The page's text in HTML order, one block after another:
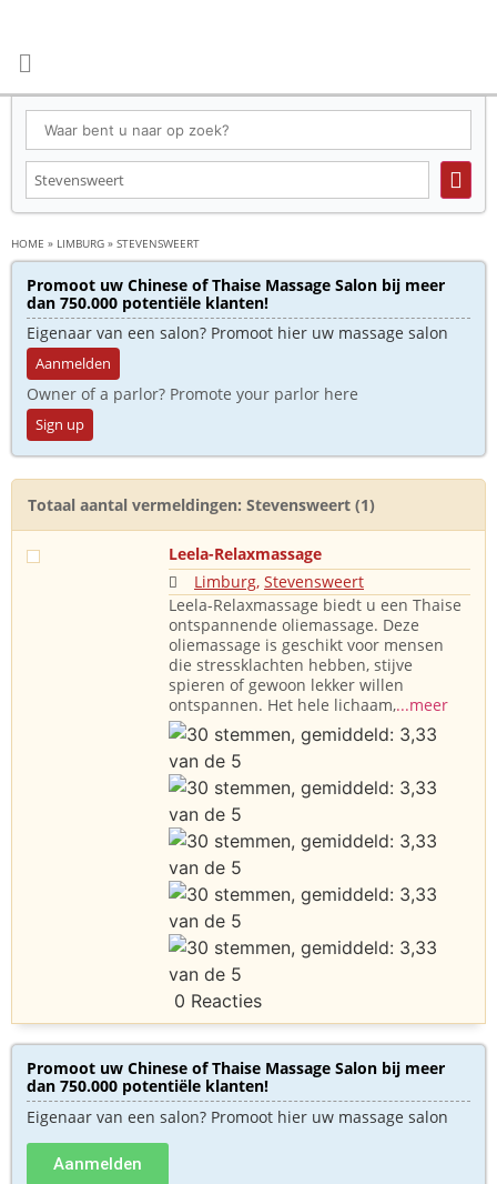
HOME » LIMBURG » STEVENSWEERT
Promoot uw Chinese of Thaise Massage Salon bij meer
dan 750.000 potentiële klanten!
Eigenaar van een salon? Promoot hier uw massage salon
Aanmelden
Owner of a parlor? Promote your parlor here
Sign up
Totaal aantal vermeldingen: Stevensweert (1)
Leela-Relaxmassage
Limburg, Stevensweert
Leela-Relaxmassage biedt u een Thaise
ontspannende oliemassage. Deze
oliemassage is geschikt voor mensen
die stressklachten hebben, stijve
spieren of gewoon lekker willen
ontspannen. Het hele lichaam,...meer
0 Reacties
Promoot uw Chinese of Thaise Massage Salon bij meer
dan 750.000 potentiële klanten!
Eigenaar van een salon? Promoot hier uw massage salon
Aanmelden